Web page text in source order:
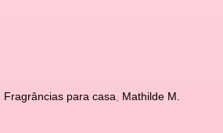
Fragrâncias para casa
Mathilde M.